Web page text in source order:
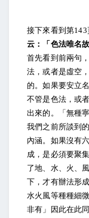
接下來看到第
云：「色法唯名
首先看到前兩句
法，或者是虛空
的。如果要安立
不管是色法，或
出來的。「無種
我們之前所談到
內涵。如果沒有
成，是必須要聚
了地、水、火、
下，才有辦法形
水火風等種種細
非有」因此在此